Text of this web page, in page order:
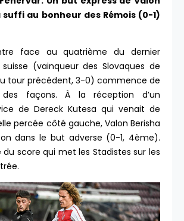
au bonheur des Rémois (0-1)
face au quatrième du dernier
(vainqueur des Slovaques de
tour précédent, 3-0) commence de
façons. À la réception d’un
de Dereck Kutesa qui venait de
percée côté gauche, Valon Berisha
dans le but adverse (0-1, 4ème).
du score qui met les Stadistes sur les